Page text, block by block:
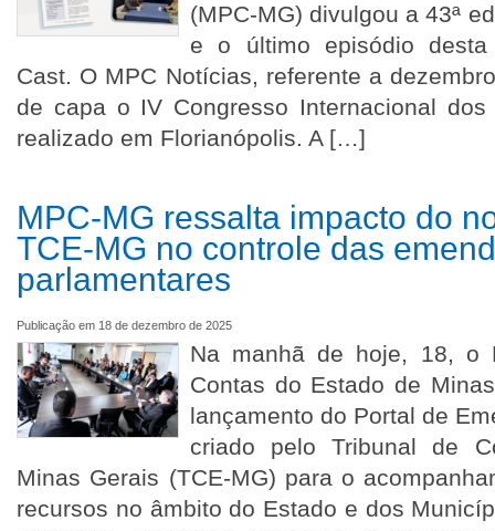
(MPC-MG) divulgou a 43ª
e o último episódio
Cast. O MPC Notícias, referente a
de capa o IV Congresso Internacional
realizado em Florianópolis. A […]
MPC-MG ressalta impacto do
TCE-MG no controle das
parlamentares
Publicação em 18 de dezembro de 2025
Na manhã de hoje, 18, o
Contas do Estado de
lançamento do Portal de
criado pelo Tribunal de
Minas Gerais (TCE-MG) para o
recursos no âmbito do Estado e dos